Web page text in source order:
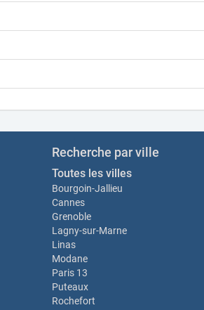
Recherche par ville
Toutes les villes
Bourgoin-Jallieu
Cannes
Grenoble
Lagny-sur-Marne
Linas
Modane
Paris 13
Puteaux
Rochefort